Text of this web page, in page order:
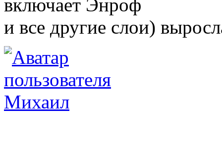
включает Энроф
и все другие слои)
Михаил